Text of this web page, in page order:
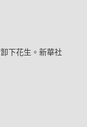
下花生。新華社